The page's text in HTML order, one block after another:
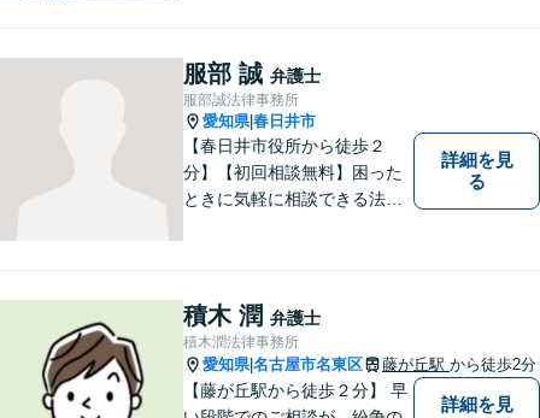
服部 誠 弁護士
服部誠法律事務所
愛知県|春日井市
【春日井市役所から徒歩２
分】【初回相談無料】困った
ときに気軽に相談できる法律
できる弁護士を目指していま
す。
詳細を見
る
積木 潤 弁護士
積木潤法律事務所
愛知県|名古屋市名東区 藤が丘駅 から徒歩2分
【藤が丘駅から徒歩２分】 早
詳細を見